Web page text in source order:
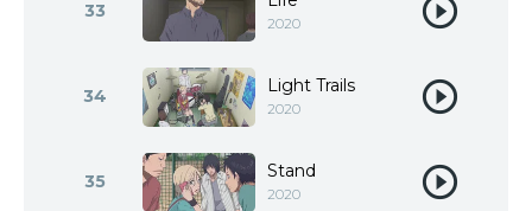
33
2020
34 Light Trails
2020
35 Stand
2020